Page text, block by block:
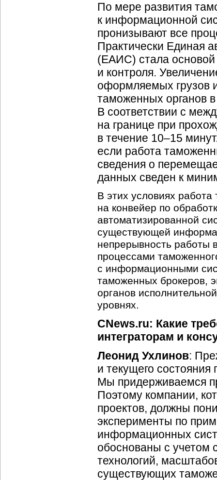
По мере развития
к информационной
пронизывают все
Практически Единая
(ЕАИС) стала основой
и контроля.
оформляемых грузов
таможенных органов
В соответствии с
на границе при
в течение 10–15
если работа
сведения о
данных сведен к
В этих условиях
на конвейер по
автоматизированной
существующей
непрерывность работы
процессами
с информационными
таможенных брокеров,
органов
уровнях.
CNews.ru: Какие
интеграторам и
Леонид Ухлинов:
и текущего состояния
Мы придерживаемся
Поэтому компании,
проектов, должны
эксперименты по
информационных
обоснованы с учетом
технологий,
существующих